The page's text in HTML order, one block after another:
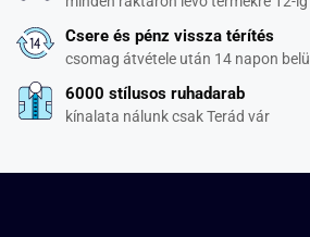
Csere és pénz vissza térítés
csomag átvétele után 14 napon belül
6000 stílusos ruhadarab
kínalata nálunk csak Terád vár